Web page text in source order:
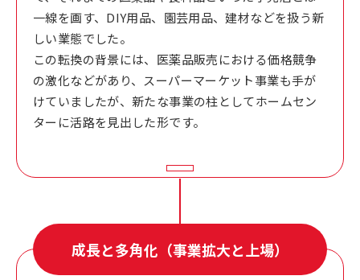
一線を画す、DIY用品、園芸用品、建材などを扱う新
しい業態でした。
この転換の背景には、医薬品販売における価格競争
の激化などがあり、スーパーマーケット事業も手が
けていましたが、新たな事業の柱としてホームセン
ターに活路を見出した形です。
成長と多角化（事業拡大と上場）